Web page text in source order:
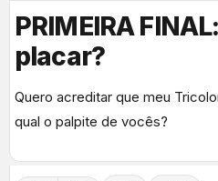
PRIMEIRA
placar?
Quero acreditar que meu
qual o palpite de vocês?